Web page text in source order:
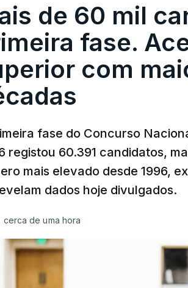
de 60 mil
fase.
com
fase do Concurso
registou 60.391 candidatos,
mais elevado desde 1996,
dados hoje divulgados.
cerca de uma hora